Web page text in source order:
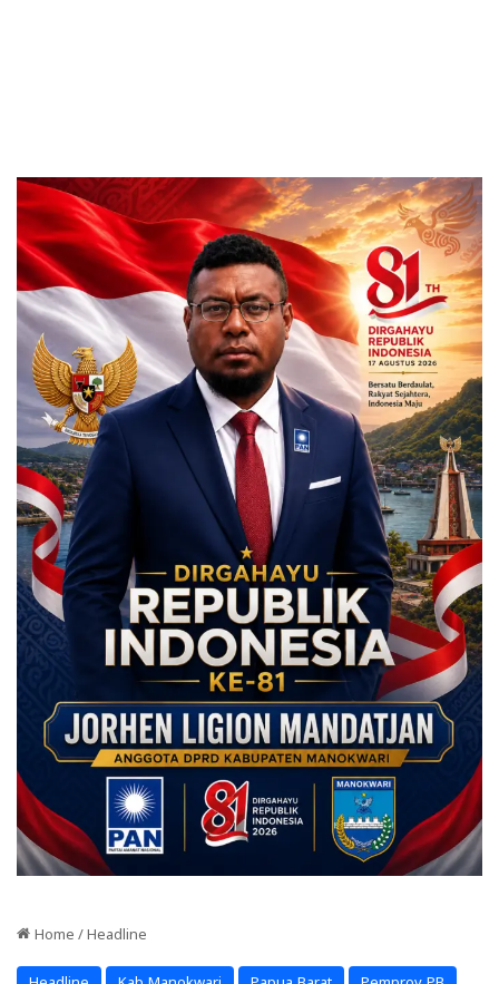
Home / Headline
Headline Kab Manokwari Papua Barat Pemprov PB